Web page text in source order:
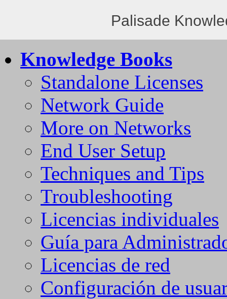
Palisade
Knowledge Books
Standalone Licenses
Network Guide
More on Networks
End User Setup
Techniques and Tips
Troubleshooting
Licencias individuales
Guía para
Licencias de red
Configuración de